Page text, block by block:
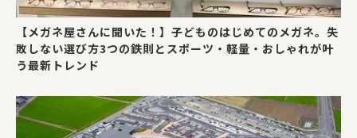
【メガネ屋さんに聞いた！】子どものはじめてのメガネ。失
敗しない選び方3つの鉄則とスポーツ・軽量・おしゃれが叶
う最新トレンド